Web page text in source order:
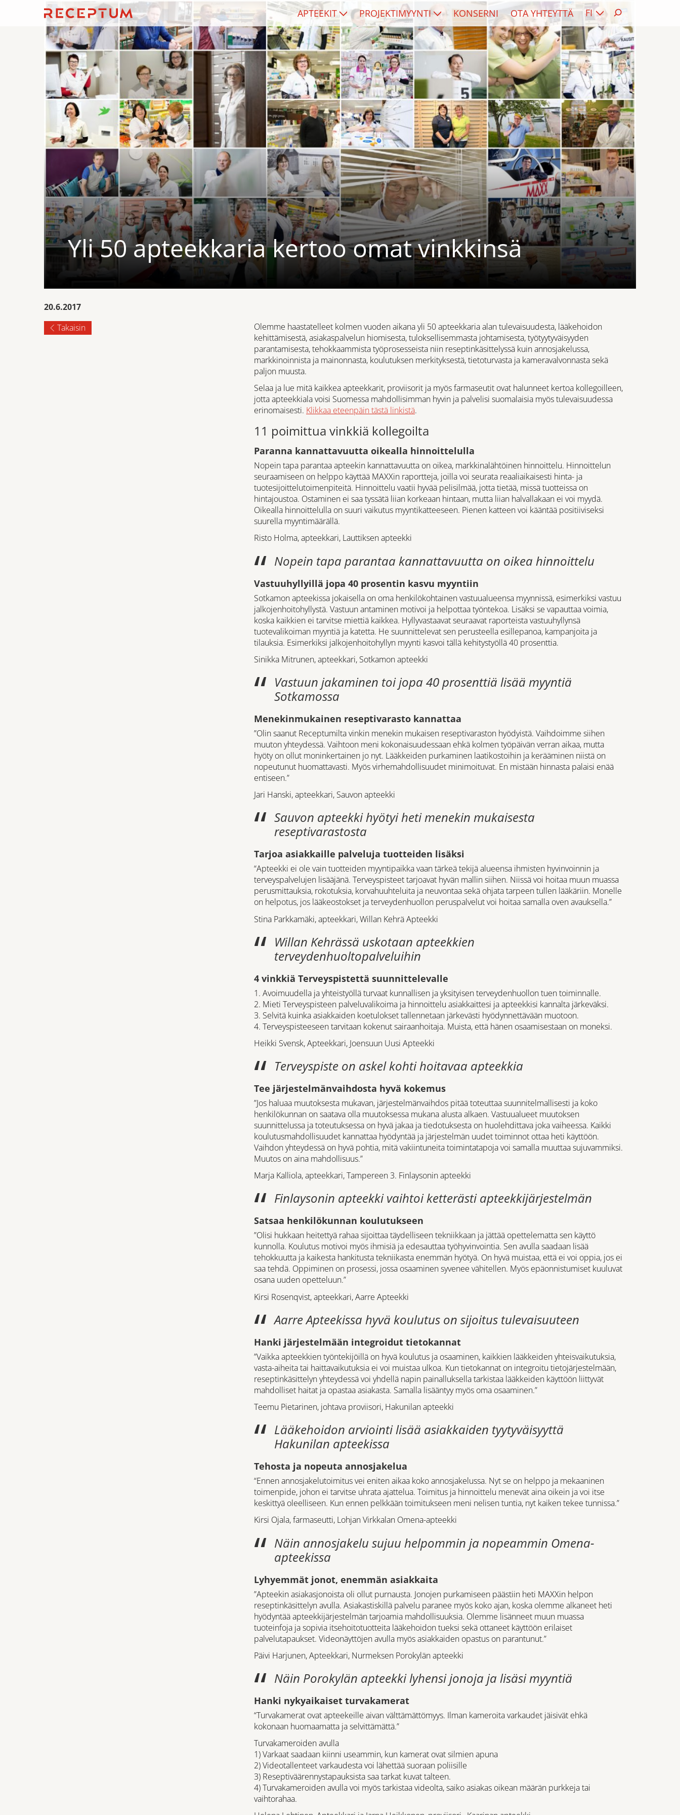
APTEEKIT PROJEKTIMYYNTI KONSERNI OTA YHTEYTTÄ FI
Yli 50 apteekkaria kertoo omat vinkkinsä
20.6.2017
Takaisin
Olemme haastatelleet kolmen vuoden aikana yli 50 apteekkaria alan tulevaisuudesta, lääkehoidon
kehittämisestä, asiakaspalvelun hiomisesta, tuloksellisemmasta johtamisesta, työtyytyväisyyden
parantamisesta, tehokkaammista työprosesseista niin reseptinkäsittelyssä kuin annosjakelussa,
markkinoinnista ja mainonnasta, koulutuksen merkityksestä, tietoturvasta ja kameravalvonnasta sekä
paljon muusta.
Selaa ja lue mitä kaikkea apteekkarit, proviisorit ja myös farmaseutit ovat halunneet kertoa kollegoilleen,
jotta apteekkiala voisi Suomessa mahdollisimman hyvin ja palvelisi suomalaisia myös tulevaisuudessa
erinomaisesti. Klikkaa eteenpäin tästä linkistä.
11 poimittua vinkkiä kollegoilta
Paranna kannattavuutta oikealla hinnoittelulla
Nopein tapa parantaa apteekin kannattavuutta on oikea, markkinalähtöinen hinnoittelu. Hinnoittelun
seuraamiseen on helppo käyttää MAXXin raportteja, joilla voi seurata reaaliaikaisesti hinta- ja
tuotesijoittelutoimenpiteitä. Hinnoittelu vaatii hyvää pelisilmää, jotta tietää, missä tuotteissa on
hintajoustoa. Ostaminen ei saa tyssätä liian korkeaan hintaan, mutta liian halvallakaan ei voi myydä.
Oikealla hinnoittelulla on suuri vaikutus myyntikatteeseen. Pienen katteen voi kääntää positiiviseksi
suurella myyntimäärällä.
Risto Holma, apteekkari, Lauttiksen apteekki
Nopein tapa parantaa kannattavuutta on oikea hinnoittelu
Vastuuhyllyillä jopa 40 prosentin kasvu myyntiin
Sotkamon apteekissa jokaisella on oma henkilökohtainen vastuualueensa myynnissä, esimerkiksi vastuu
jalkojenhoitohyllystä. Vastuun antaminen motivoi ja helpottaa työntekoa. Lisäksi se vapauttaa voimia,
koska kaikkien ei tarvitse miettiä kaikkea. Hyllyvastaavat seuraavat raporteista vastuuhyllynsä
tuotevalikoiman myyntiä ja katetta. He suunnittelevat sen perusteella esillepanoa, kampanjoita ja
tilauksia. Esimerkiksi jalkojenhoitohyllyn myynti kasvoi tällä kehitystyöllä 40 prosenttia.
Sinikka Mitrunen, apteekkari, Sotkamon apteekki
Vastuun jakaminen toi jopa 40 prosenttiä lisää myyntiä
Sotkamossa
Menekinmukainen reseptivarasto kannattaa
”Olin saanut Receptumilta vinkin menekin mukaisen reseptivaraston hyödyistä. Vaihdoimme siihen
muuton yhteydessä. Vaihtoon meni kokonaisuudessaan ehkä kolmen työpäivän verran aikaa, mutta
hyöty on ollut moninkertainen jo nyt. Lääkkeiden purkaminen laatikostoihin ja kerääminen niistä on
nopeutunut huomattavasti. Myös virhemahdollisuudet minimoituvat. En mistään hinnasta palaisi enää
entiseen.”
Jari Hanski, apteekkari, Sauvon apteekki
Sauvon apteekki hyötyi heti menekin mukaisesta
reseptivarastosta
Tarjoa asiakkaille palveluja tuotteiden lisäksi
“Apteekki ei ole vain tuotteiden myyntipaikka vaan tärkeä tekijä alueensa ihmisten hyvinvoinnin ja
terveyspalvelujen lisääjänä. Terveyspisteet tarjoavat hyvän mallin siihen. Niissä voi hoitaa muun muassa
perusmittauksia, rokotuksia, korvahuuhteluita ja neuvontaa sekä ohjata tarpeen tullen lääkäriin. Monelle
on helpotus, jos lääkeostokset ja terveydenhuollon peruspalvelut voi hoitaa samalla oven avauksella.”
Stina Parkkamäki, apteekkari, Willan Kehrä Apteekki
Willan Kehrässä uskotaan apteekkien
terveydenhuoltopalveluihin
4 vinkkiä Terveyspistettä suunnittelevalle
1. Avoimuudella ja yhteistyöllä turvaat kunnallisen ja yksityisen terveydenhuollon tuen toiminnalle.
2. Mieti Terveyspisteen palveluvalikoima ja hinnoittelu asiakkaittesi ja apteekkisi kannalta järkeväksi.
3. Selvitä kuinka asiakkaiden koetulokset tallennetaan järkevästi hyödynnettävään muotoon.
4. Terveyspisteeseen tarvitaan kokenut sairaanhoitaja. Muista, että hänen osaamisestaan on moneksi.
Heikki Svensk, Apteekkari, Joensuun Uusi Apteekki
Terveyspiste on askel kohti hoitavaa apteekkia
Tee järjestelmänvaihdosta hyvä kokemus
”Jos haluaa muutoksesta mukavan, järjestelmänvaihdos pitää toteuttaa suunnitelmallisesti ja koko
henkilökunnan on saatava olla muutoksessa mukana alusta alkaen. Vastuualueet muutoksen
suunnittelussa ja toteutuksessa on hyvä jakaa ja tiedotuksesta on huolehdittava joka vaiheessa. Kaikki
koulutusmahdollisuudet kannattaa hyödyntää ja järjestelmän uudet toiminnot ottaa heti käyttöön.
Vaihdon yhteydessä on hyvä pohtia, mitä vakiintuneita toimintatapoja voi samalla muuttaa sujuvammiksi.
Muutos on aina mahdollisuus.”
Marja Kalliola, apteekkari, Tampereen 3. Finlaysonin apteekki
Finlaysonin apteekki vaihtoi ketterästi apteekkijärjestelmän
Satsaa henkilökunnan koulutukseen
”Olisi hukkaan heitettyä rahaa sijoittaa täydelliseen tekniikkaan ja jättää opettelematta sen käyttö
kunnolla. Koulutus motivoi myös ihmisiä ja edesauttaa työhyvinvointia. Sen avulla saadaan lisää
tehokkuutta ja kaikesta hankitusta tekniikasta enemmän hyötyä. On hyvä muistaa, että ei voi oppia, jos ei
saa tehdä. Oppiminen on prosessi, jossa osaaminen syvenee vähitellen. Myös epäonnistumiset kuuluvat
osana uuden opetteluun.”
Kirsi Rosenqvist, apteekkari, Aarre Apteekki
Aarre Apteekissa hyvä koulutus on sijoitus tulevaisuuteen
Hanki järjestelmään integroidut tietokannat
”Vaikka apteekkien työntekijöillä on hyvä koulutus ja osaaminen, kaikkien lääkkeiden yhteisvaikutuksia,
vasta-aiheita tai haittavaikutuksia ei voi muistaa ulkoa. Kun tietokannat on integroitu tietojärjestelmään,
reseptinkäsittelyn yhteydessä voi yhdellä napin painalluksella tarkistaa lääkkeiden käyttöön liittyvät
mahdolliset haitat ja opastaa asiakasta. Samalla lisääntyy myös oma osaaminen.”
Teemu Pietarinen, johtava proviisori, Hakunilan apteekki
Lääkehoidon arviointi lisää asiakkaiden tyytyväisyyttä
Hakunilan apteekissa
Tehosta ja nopeuta annosjakelua
“Ennen annosjakelutoimitus vei eniten aikaa koko annosjakelussa. Nyt se on helppo ja mekaaninen
toimenpide, johon ei tarvitse uhrata ajattelua. Toimitus ja hinnoittelu menevät aina oikein ja voi itse
keskittyä oleelliseen. Kun ennen pelkkään toimitukseen meni nelisen tuntia, nyt kaiken tekee tunnissa.”
Kirsi Ojala, farmaseutti, Lohjan Virkkalan Omena-apteekki
Näin annosjakelu sujuu helpommin ja nopeammin Omena-
apteekissa
Lyhyemmät jonot, enemmän asiakkaita
”Apteekin asiakasjonoista oli ollut purnausta. Jonojen purkamiseen päästiin heti MAXXin helpon
reseptinkäsittelyn avulla. Asiakastiskillä palvelu paranee myös koko ajan, koska olemme alkaneet heti
hyödyntää apteekkijärjestelmän tarjoamia mahdollisuuksia. Olemme lisänneet muun muassa
tuoteinfoja ja sopivia itsehoitotuotteita lääkehoidon tueksi sekä ottaneet käyttöön erilaiset
palvelutapaukset. Videonäyttöjen avulla myös asiakkaiden opastus on parantunut.”
Päivi Harjunen, Apteekkari, Nurmeksen Porokylän apteekki
Näin Porokylän apteekki lyhensi jonoja ja lisäsi myyntiä
Hanki nykyaikaiset turvakamerat
“Turvakamerat ovat apteekeille aivan välttämättömyys. Ilman kameroita varkaudet jäisivät ehkä
kokonaan huomaamatta ja selvittämättä.”
Turvakameroiden avulla
1) Varkaat saadaan kiinni useammin, kun kamerat ovat silmien apuna
2) Videotallenteet varkaudesta voi lähettää suoraan poliisille
3) Reseptiväärennystapauksista saa tarkat kuvat talteen.
4) Turvakameroiden avulla voi myös tarkistaa videolta, saiko asiakas oikean määrän purkkeja tai
vaihtorahaa.